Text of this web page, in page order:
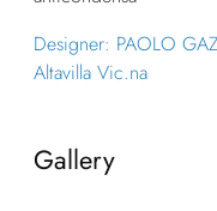
Designer: PAOLO
Altavilla Vic.na
Gallery